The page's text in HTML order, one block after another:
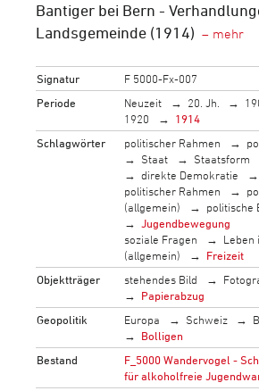
Bantiger bei Bern -
Landsgemeinde (1914)
Signatur
F 5000-Fx-007
Periode
Neuzeit 20. Jh.
1920
1914
Schlagwörter
politischer Rahmen
Staat
Staatsform
direkte Demokratie
politischer Rahmen
(allgemein)
politische
Jugendbewegung
soziale Fragen
Leben
(allgemein)
Freizeit
Objektträger
stehendes Bild
Papierabzug
Geopolitik
Europa Schweiz
Bolligen
Bestand
F_5000 Wandervogel -
für alkoholfreie